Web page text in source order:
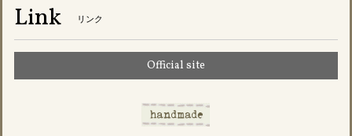
Link リンク
Official site